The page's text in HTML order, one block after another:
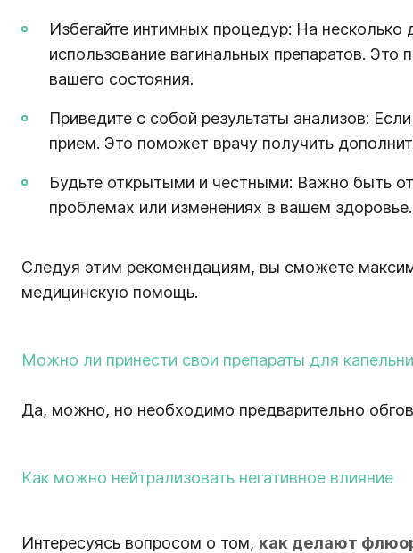
Избегайте интимных процедур: На
использование вагинальных препаратов.
вашего состояния.
Приведите с собой результаты анализов:
прием. Это поможет врачу получить
Будьте открытыми и честными: Важно быть
проблемах или изменениях в вашем
Следуя этим рекомендациям, вы сможете
медицинскую помощь.
Можно ли принести свои препараты для
Да, можно, но необходимо предварительно
Как можно нейтрализовать негативное влияние
Интересуясь вопросом о том, как делают